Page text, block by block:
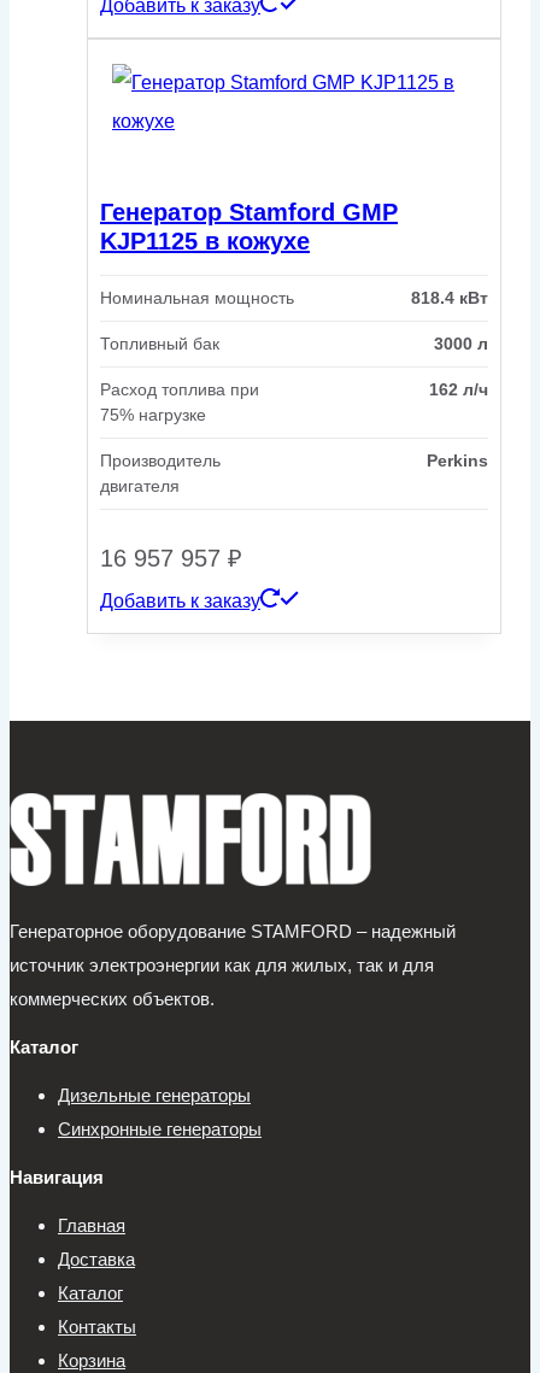
Добавить к заказу
Генератор Stamford GMP
KJP1125 в кожухе
Номинальная мощность 818.4 кВт
Топливный бак 3000 л
Расход топлива при
75% нагрузке
162 л/ч
Производитель
двигателя
Perkins
16 957 957 ₽
Добавить к заказу
Генераторное оборудование STAMFORD – надежный
источник электроэнергии как для жилых, так и для
коммерческих объектов.
Каталог
Дизельные генераторы
Синхронные генераторы
Навигация
Главная
Доставка
Каталог
Контакты
Корзина